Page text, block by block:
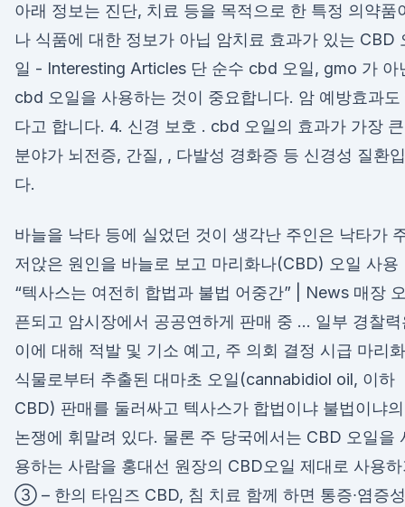
아래 정보는 진단, 치료 등을 목적으로 한 특정 의약품
나 식품에 대한 정보가 아닙 암치료 효과가 있는 CBD
일 - Interesting Articles 단 순수 cbd 오일, gmo 가 아
cbd 오일을 사용하는 것이 중요합니다. 암 예방효과도
다고 합니다. 4. 신경 보호 . cbd 오일의 효과가 가장 큰
분야가 뇌전증, 간질, , 다발성 경화증 등 신경성 질환
다.
바늘을 낙타 등에 실었던 것이 생각난 주인은 낙타가
저앉은 원인을 바늘로 보고 마리화나(CBD) 오일 사용
“텍사스는 여전히 합법과 불법 어중간” | News 매장 오
픈되고 암시장에서 공공연하게 판매 중 … 일부 경찰력
이에 대해 적발 및 기소 예고, 주 의회 결정 시급 마리
식물로부터 추출된 대마초 오일(cannabidiol oil, 이하
CBD) 판매를 둘러싸고 텍사스가 합법이냐 불법이냐의
논쟁에 휘말려 있다. 물론 주 당국에서는 CBD 오일을
용하는 사람을 홍대선 원장의 CBD오일 제대로 사용하
③ – 한의 타임즈 CBD, 침 치료 함께 하면 통증∙염증성